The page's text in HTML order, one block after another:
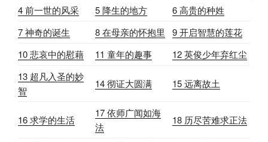
4 前一世的风采
5 降生的地方
6 高贵的种姓
7 神奇的诞生
8 在母亲的怀抱里
9 开启智慧的莲花
10 悲哀中的慰藉
11 童年的趣事
12 英俊少年弃红尘
13 超凡入圣的妙
智
14 彻证大圆满 15 远离故土
16 求学的生活
17 依师广闻如海
法
18 历尽苦难求正法